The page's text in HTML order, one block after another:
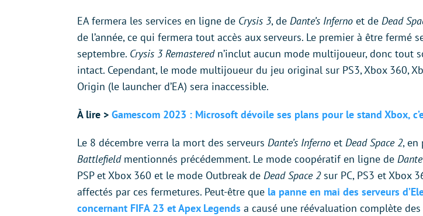
EA fermera les services en ligne de Crysis 3, de Dante’s Inferno et de Dead
de l’année, ce qui fermera tout accès aux serveurs. Le premier à être fermé
septembre. Crysis 3 Remasteredn’inclut aucun mode multijoueur, donc tout
intact. Cependant, le mode multijoueur du jeu original sur PS3, Xbox 360,
Origin (le launcher d’EA) sera inaccessible.
À lire > Gamescom 2023 : Microsoft dévoile ses plans pour le stand Xbox,
Le 8 décembre verra la mort des serveurs Dante’s Inferno et Dead Space 2, en
Battlefield mentionnés précédemment. Le mode coopératif en ligne de
PSP et Xbox 360 et le mode Outbreak de Dead Space 2sur PC, PS3 et Xbox
affectés par ces fermetures. Peut-être que la panne en mai des serveurs
concernant FIFA 23 et Apex Legends a causé une réévaluation complète